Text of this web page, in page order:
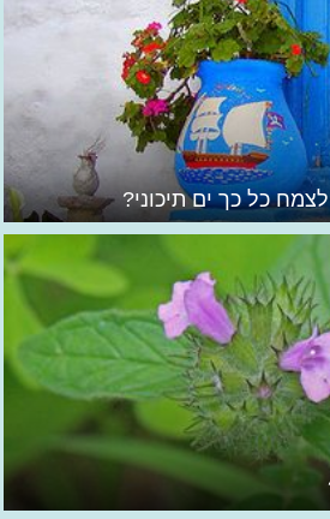
כל כך ים תיכוני?